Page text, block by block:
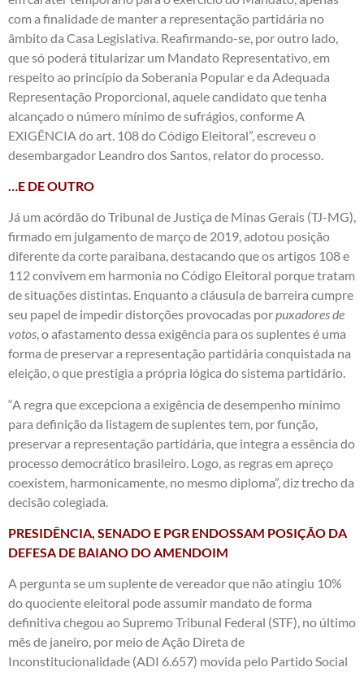
com a finalidade de manter a representação partidária no
âmbito da Casa Legislativa. Reafirmando-se, por outro lado,
que só poderá titularizar um Mandato Representativo, em
respeito ao princípio da Soberania Popular e da Adequada
Representação Proporcional, aquele candidato que tenha
alcançado o número mínimo de sufrágios, conforme A
EXIGÊNCIA do art. 108 do Código Eleitoral”, escreveu o
desembargador Leandro dos Santos, relator do processo.
…E DE OUTRO
Já um acórdão do Tribunal de Justiça de Minas Gerais (TJ-MG),
firmado em julgamento de março de 2019, adotou posição
diferente da corte paraibana, destacando que os artigos 108 e
112 convivem em harmonia no Código Eleitoral porque tratam
de situações distintas. Enquanto a cláusula de barreira cumpre
seu papel de impedir distorções provocadas porpuxadores de
votos, o afastamento dessa exigência para os suplentes é uma
forma de preservar a representação partidária conquistada na
eleição, o que prestigia a própria lógica do sistema partidário.
“A regra que excepciona a exigência de desempenho mínimo
para definição da listagem de suplentes tem, por função,
preservar a representação partidária, que integra a essência do
processo democrático brasileiro. Logo, as regras em apreço
coexistem, harmonicamente, no mesmo diploma”, diz trecho da
decisão colegiada.
PRESIDÊNCIA, SENADO E PGR ENDOSSAM POSIÇÃO DA
DEFESA DE BAIANO DO AMENDOIM
A pergunta se um suplente de vereador que não atingiu 10%
do quociente eleitoral pode assumir mandato de forma
definitiva chegou ao Supremo Tribunal Federal (STF), no último
mês de janeiro, por meio de Ação Direta de
Inconstitucionalidade (ADI 6.657) movida pelo Partido Social